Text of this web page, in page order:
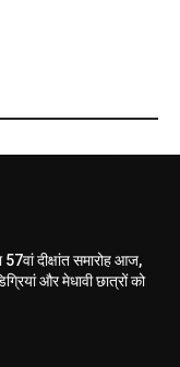
दीक्षांत समारोह आज,
और मेधावी छात्रों को